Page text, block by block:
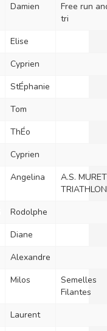
Damien
Free run
tri
Elise
Cyprien
StÉphanie
Tom
ThÉo
Cyprien
Angelina
A.S. MURET
TRIATHLON
Rodolphe
Diane
Alexandre
Milos
Semelles
Filantes
Laurent